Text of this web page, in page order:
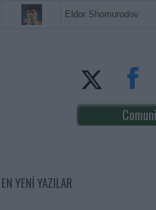
Eldor Shomurodov
EN YENİ YAZILAR